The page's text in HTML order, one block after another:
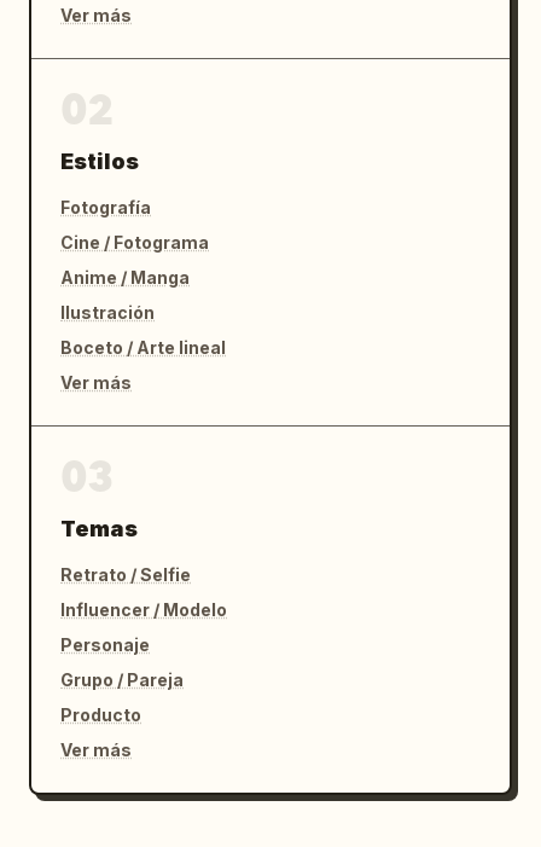
Ver más
Estilos
Fotografía
Cine / Fotograma
Anime / Manga
Ilustración
Boceto / Arte lineal
Ver más
Temas
Retrato / Selfie
Influencer / Modelo
Personaje
Grupo / Pareja
Producto
Ver más